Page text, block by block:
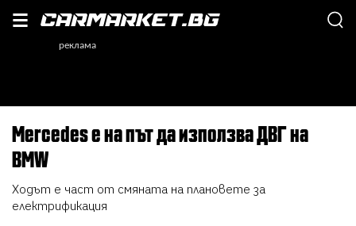
Mercedes е на път да използва ДВГ на
BMW
Ходът е част от смяната на плановете за
електрификация